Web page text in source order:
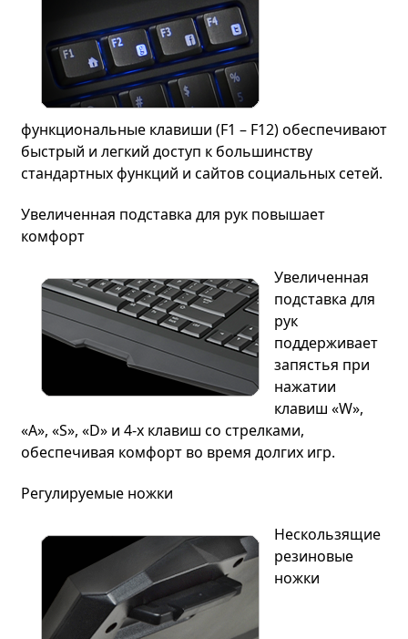
функциональные клавиши (F1 – F12) обеспечивают
быстрый и легкий доступ к большинству
стандартных функций и сайтов социальных сетей.
Увеличенная подставка для рук повышает
комфорт
Увеличенная
подставка для
рук
поддерживает
запястья при
нажатии
клавиш «W»,
«A», «S», «D» и 4-х клавиш со стрелками,
обеспечивая комфорт во время долгих игр.
Регулируемые ножки
Нескользящие
резиновые
ножки